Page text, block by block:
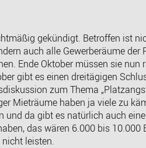
gekündigt. Betroffen ist
auch alle Gewerberäume
Ende Oktober müssen sie
gibt es einen dreitägigen
zum Thema
Mieträume haben ja viele zu
und da gibt es natürlich auch
das wären 6.000 bis
leisten.